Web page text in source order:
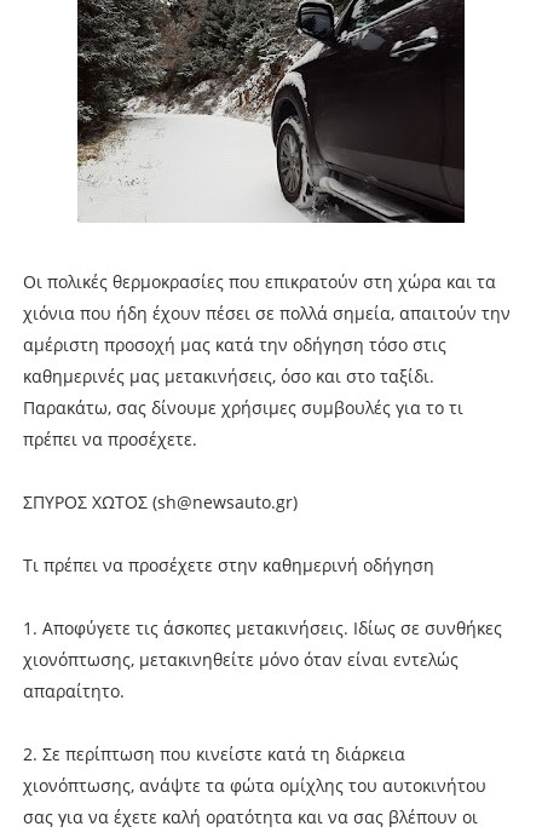
Οι πολικές θερμοκρασίες που επικρατούν στη χώρα και τα
χιόνια που ήδη έχουν πέσει σε πολλά σημεία, απαιτούν την
αμέριστη προσοχή μας κατά την οδήγηση τόσο στις
καθημερινές μας μετακινήσεις, όσο και στο ταξίδι.
Παρακάτω, σας δίνουμε χρήσιμες συμβουλές για το τι
πρέπει να προσέχετε.
ΣΠΥΡΟΣ ΧΩΤΟΣ (sh@newsauto.gr)
Τι πρέπει να προσέχετε στην καθημερινή οδήγηση
1. Αποφύγετε τις άσκοπες μετακινήσεις. Ιδίως σε συνθήκες
χιονόπτωσης, μετακινηθείτε μόνο όταν είναι εντελώς
απαραίτητο.
2. Σε περίπτωση που κινείστε κατά τη διάρκεια
χιονόπτωσης, ανάψτε τα φώτα ομίχλης του αυτοκινήτου
σας για να έχετε καλή ορατότητα και να σας βλέπουν οι